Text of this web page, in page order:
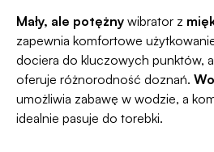
Mały, ale potężny wibrator z
zapewnia komfortowe
dociera do kluczowych punktów, a
oferuje różnorodność doznań.
umożliwia zabawę w wodzie, a
idealnie pasuje do torebki.